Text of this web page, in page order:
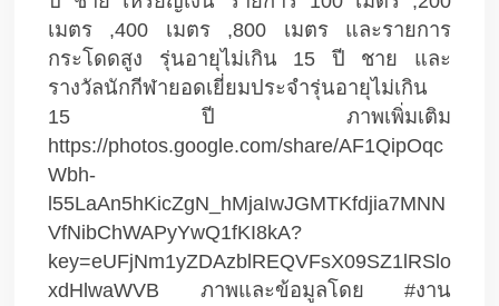
เมตร ,400 เมตร ,800 เมตร และรายการ
กระโดดสูง รุ่นอายุไม่เกิน 15 ปี ชาย และ
รางวัลนักกีฬายอดเยี่ยมประจำรุ่นอายุไม่เกิน
15 ปี ภาพเพิ่มเติม
https://photos.google.com/share/AF1QipOqc
Wbh-
l55LaAn5hKicZgN_hMjaIwJGMTKfdjia7MNN
VfNibChWAPyYwQ1fKI8kA?
key=eUFjNm1yZDAzblREQVFsX09SZ1lRSlo
xdHlwaWVB ภาพและข้อมูลโดย #งาน